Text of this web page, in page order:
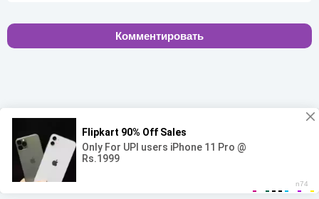
Комментировать
00:00